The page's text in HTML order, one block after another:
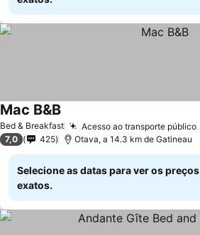
Bed & Breakfast Acesso ao transporte público
Mac B&B
7,0 425 Otava, a 14.3 km de Gatineau
Selecione as datas para ver os preços
exatos.